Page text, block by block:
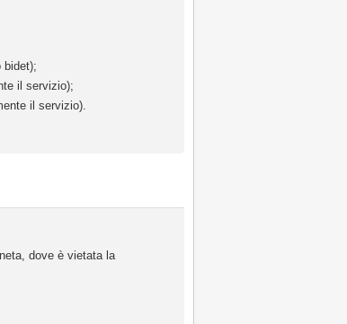
bidet);
il servizio);
il servizio).
dove è vietata la